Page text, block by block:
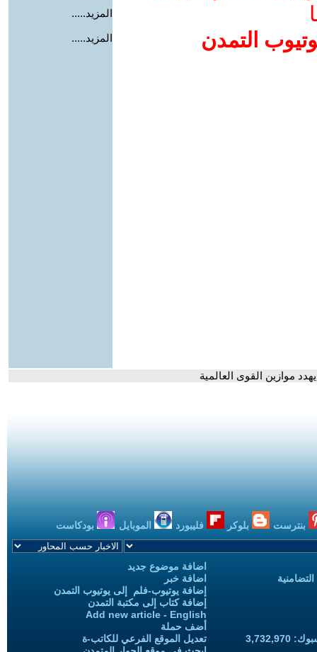
التمدن
المزيد.....
المزيد.....
موازين القوى العالمية
بنترست بلوكر فليبورد الموبايل بودكاست
اضافة موضوع جديد
اضافة خبر
إضافة يوتيوب-فلم إلى يوتيوب التمدن
إضافة كتاب إلى مكتبة التمدن
Add new article - English
أضف حملة
تعديل الموقع الفرعي للكاتب-ة